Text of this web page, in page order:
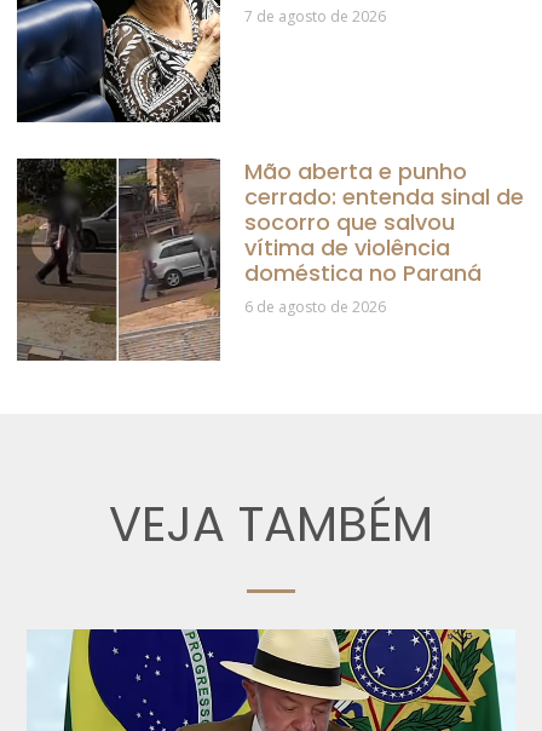
7 de agosto de 2026
Mão aberta e punho
cerrado: entenda sinal de
socorro que salvou
vítima de violência
doméstica no Paraná
6 de agosto de 2026
VEJA TAMBÉM